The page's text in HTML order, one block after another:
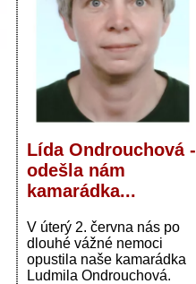
Lída Ondrouchová -
odešla nám
kamarádka...
V úterý 2. června nás po
dlouhé vážné nemoci
opustila naše kamarádka
Ludmila Ondrouchová.